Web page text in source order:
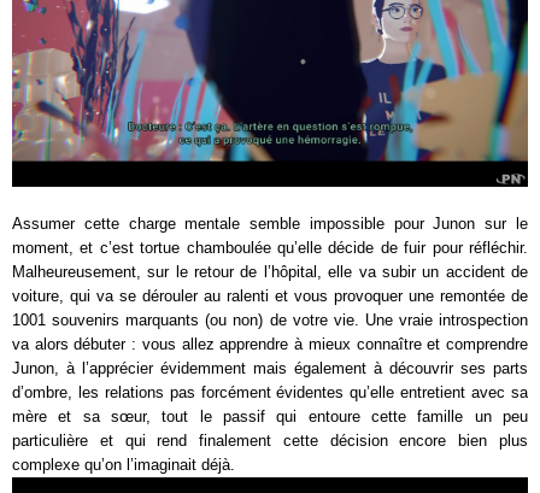
Assumer cette charge mentale semble impossible pour Junon sur le
moment, et c’est tortue chamboulée qu’elle décide de fuir pour réfléchir.
Malheureusement, sur le retour de l’hôpital, elle va subir un accident de
voiture, qui va se dérouler au ralenti et vous provoquer une remontée de
1001 souvenirs marquants (ou non) de votre vie. Une vraie introspection
va alors débuter : vous allez apprendre à mieux connaître et comprendre
Junon, à l’apprécier évidemment mais également à découvrir ses parts
d’ombre, les relations pas forcément évidentes qu’elle entretient avec sa
mère et sa sœur, tout le passif qui entoure cette famille un peu
particulière et qui rend finalement cette décision encore bien plus
complexe qu’on l’imaginait déjà.